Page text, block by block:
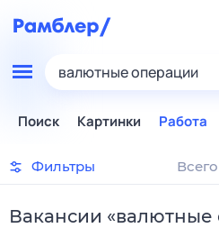
валютные операции
Поиск Картинки Работа
Фильтры
Вакансии «валютные